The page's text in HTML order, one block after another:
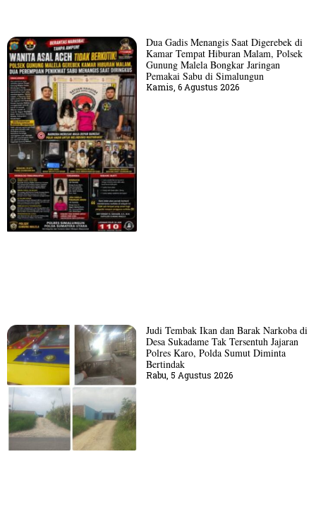
Dua Gadis Menangis Saat Digerebek di
Kamar Tempat Hiburan Malam, Polsek
Gunung Malela Bongkar Jaringan
Pemakai Sabu di Simalungun
Kamis, 6 Agustus 2026
Judi Tembak Ikan dan Barak Narkoba di
Desa Sukadame Tak Tersentuh Jajaran
Polres Karo, Polda Sumut Diminta
Bertindak
Rabu, 5 Agustus 2026